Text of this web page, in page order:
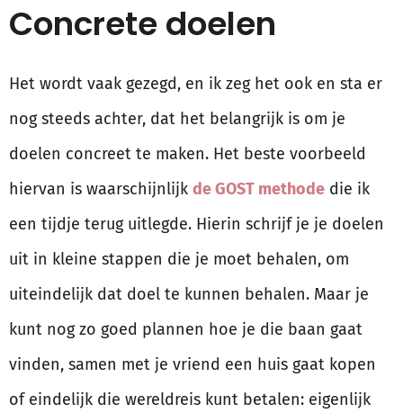
Concrete doelen
Het wordt vaak gezegd, en ik zeg het ook en sta er
nog steeds achter, dat het belangrijk is om je
doelen concreet te maken. Het beste voorbeeld
hiervan is waarschijnlijk de GOST methode die ik
een tijdje terug uitlegde. Hierin schrijf je je doelen
uit in kleine stappen die je moet behalen, om
uiteindelijk dat doel te kunnen behalen. Maar je
kunt nog zo goed plannen hoe je die baan gaat
vinden, samen met je vriend een huis gaat kopen
of eindelijk die wereldreis kunt betalen: eigenlijk